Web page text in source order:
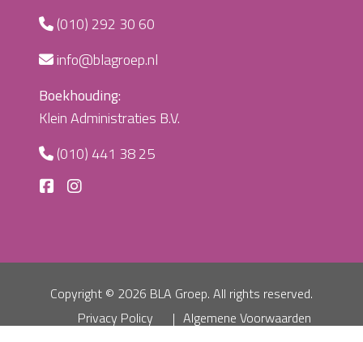
(010) 292 30 60
info@blagroep.nl
Boekhouding:
Klein Administraties B.V.
(010) 441 38 25
Copyright © 2026 BLA Groep. All rights reserved.
Privacy Policy
Algemene Voorwaarden